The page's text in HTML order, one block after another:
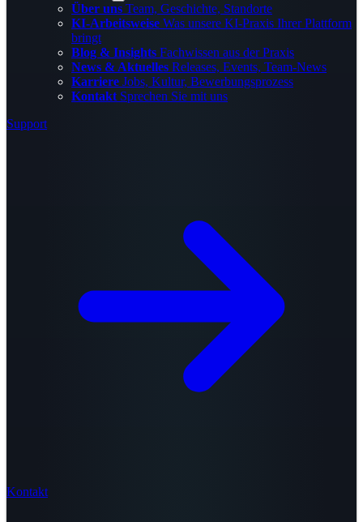
Über uns Team, Geschichte, Standorte
KI-Arbeitsweise Was unsere KI-Praxis Ihrer Plattform
bringt
Blog & Insights Fachwissen aus der Praxis
News & Aktuelles Releases, Events, Team-News
Karriere Jobs, Kultur, Bewerbungsprozess
Kontakt Sprechen Sie mit uns
Support
Kontakt